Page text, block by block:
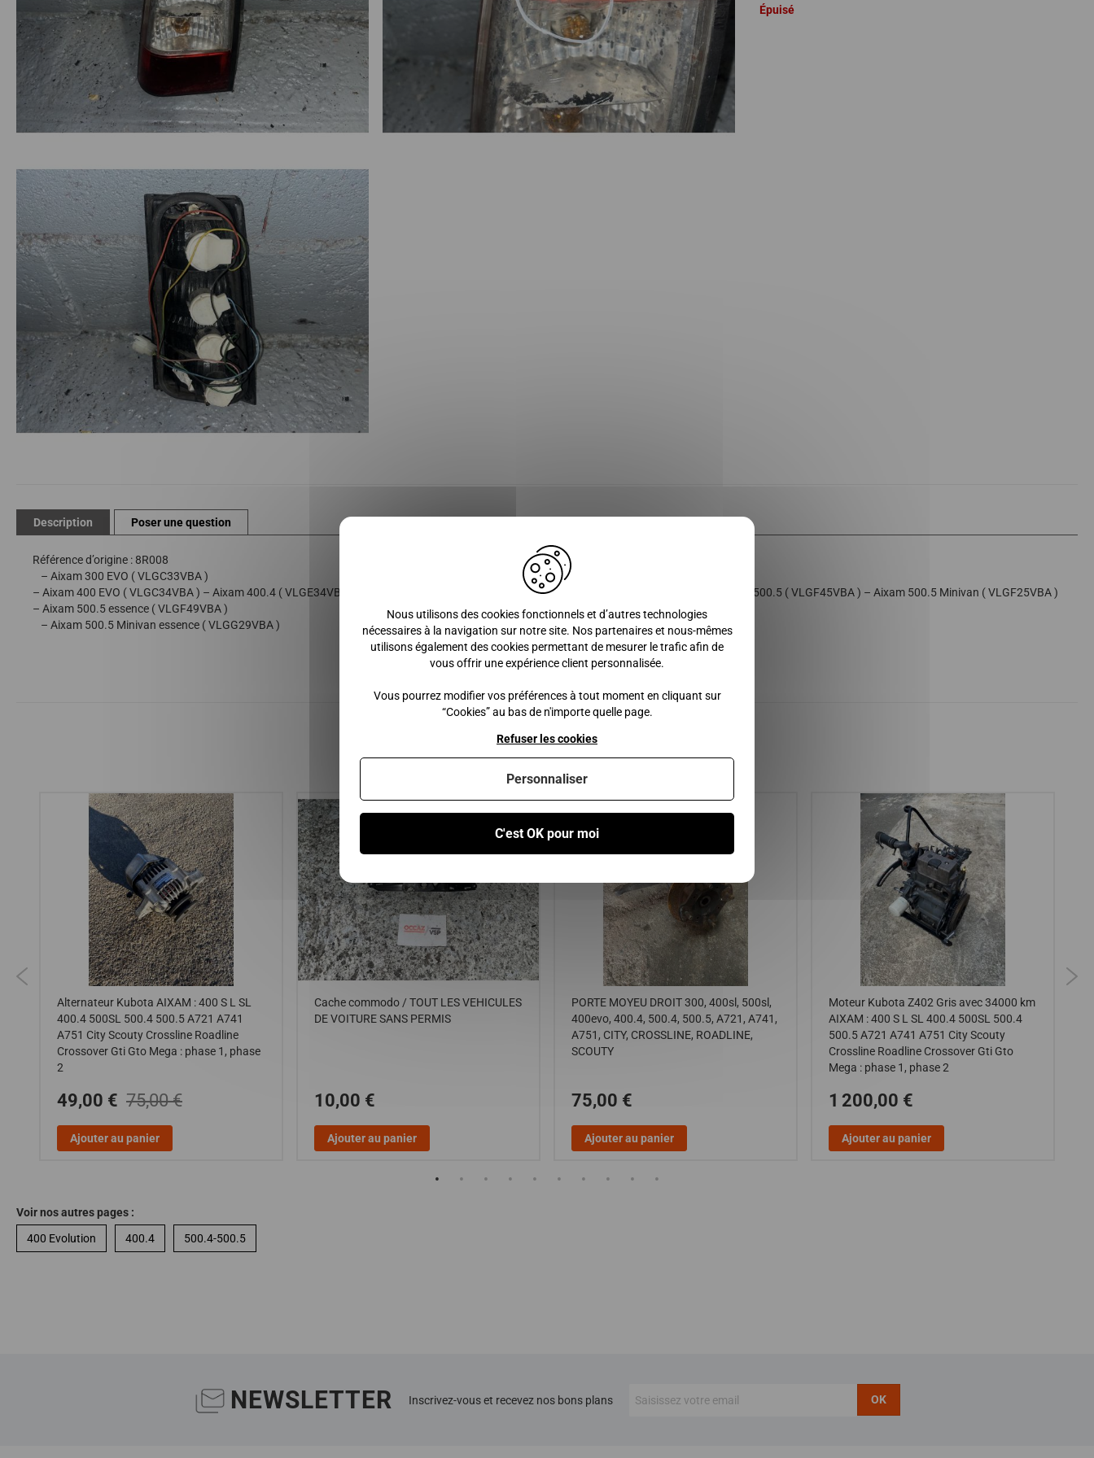
la
d’images
Épuisé
Description
Référence d’origine : 8R008
– Aixam 300 EVO ( VLGC33VBA )
– Aixam 400 EVO ( VLGC34VBA ) – Aixam 400.4 ( VLGE34VBA ) – Aixam 500.4 ( VLGE44VBA ) – Aixam 500.4 Minivan ( VLGE24VBA ) – Aixam 500.5 ( VLGF45VBA ) – Aixam 500.5 Minivan ( VLGF25VBA )
– Aixam 500.5 essence ( VLGF49VBA )
– Aixam 500.5 Minivan essence ( VLGG29VBA )
Poser une question
Produits similaires
Alternateur Kubota AIXAM : 400 S L SL
400.4 500SL 500.4 500.5 A721 A741
A751 City Scouty Crossline Roadline
Crossover Gti Gto Mega : phase 1, phase
2
49,00 € 75,00 €
Ajouter au panier
Cache commodo / TOUT LES VEHICULES
DE VOITURE SANS PERMIS
10,00 €
Ajouter au panier
PORTE MOYEU DROIT 300, 400sl, 500sl,
400evo, 400.4, 500.4, 500.5, A721, A741,
A751, CITY, CROSSLINE, ROADLINE,
SCOUTY
75,00 €
Ajouter au panier
Moteur Kubota Z402 Gris avec 34000 km
AIXAM : 400 S L SL 400.4 500SL 500.4
500.5 A721 A741 A751 City Scouty
Crossline Roadline Crossover Gti Gto
Mega : phase 1, phase 2
1 200,00 €
Ajouter au panier
Voir nos autres pages :
400 Evolution
400.4 500.4-500.5
NEWSLETTER Inscrivez-vous et recevez nos bons plans OK
Nous utilisons des cookies fonctionnels et d’autres technologies
nécessaires à la navigation sur notre site. Nos partenaires et nous-mêmes
utilisons également des cookies permettant de mesurer le trafic afin de
vous offrir une expérience client personnalisée.
Vous pourrez modifier vos préférences à tout moment en cliquant sur
“Cookies” au bas de n'importe quelle page.
C'est OK pour moi
Refuser les cookies
Personnaliser